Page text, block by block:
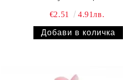
€2.51 4.91лв.